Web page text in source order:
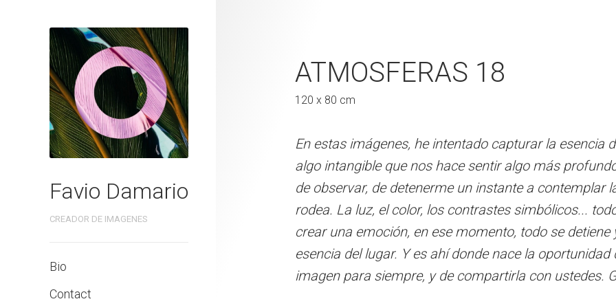
Favio Damario
CREADOR DE IMAGENES
Bio
Contact
ATMOSFERAS 17
120 x 180 cm
En estas imágenes, he intentado capturar la esencia del paisaje, ese
algo intangible que nos hace sentir algo más profundo. Es el resultado
de observar, de detenerme un instante a contemplar la belleza que me
rodea. La luz, el color, los contrastes simbólicos... todo se combina para
crear una emoción, en ese momento, todo se detiene y solo queda la
esencia del lugar. Y es ahí donde nace la oportunidad de llevarme esa
imagen para siempre, y de compartirla con ustedes. Gracias
ATMOSFERAS
En estas imágenes, he
algo intangible que nos hace
de observar, de detenerme un
rodea. La luz, el color, los
crear una emoción, en ese
esencia del lugar. Y es ahí
imagen para siempre, y de
ATMOSFERAS 18
120 x 80 cm
En estas imágenes, he intentado capturar la esencia
algo intangible que nos hace sentir algo más
de observar, de detenerme un instante a contemplar
rodea. La luz, el color, los contrastes simbólicos...
crear una emoción, en ese momento, todo se detiene
esencia del lugar. Y es ahí donde nace la oportunidad
imagen para siempre, y de compartirla con ustedes.